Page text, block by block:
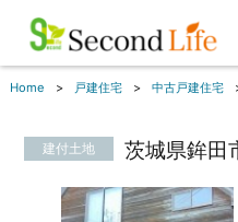
Home 戸建住宅 中古戸建住宅
建付土地 茨城県鉾田